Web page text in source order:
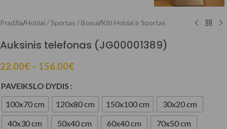
Pradžia/Hobiai / Sportas / Bosui/Kiti Hobiai ir Sportas
Auksinis telefonas (JG00001389)
22.00€ – 156.00€
PAVEIKSLO DYDIS
100x70 cm
120x80 cm 150x100 cm
30x20 cm
40x30 cm
50x40 cm 60x40 cm
70x50 cm